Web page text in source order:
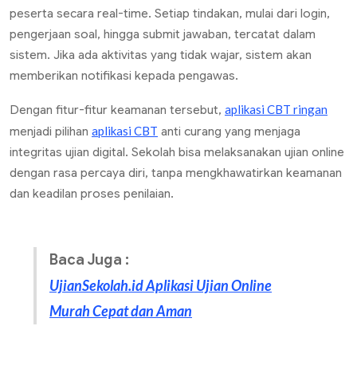
peserta secara real-time. Setiap tindakan, mulai dari login,
pengerjaan soal, hingga submit jawaban, tercatat dalam
sistem. Jika ada aktivitas yang tidak wajar, sistem akan
memberikan notifikasi kepada pengawas.
Dengan fitur-fitur keamanan tersebut, aplikasi CBT ringan
menjadi pilihan aplikasi CBT anti curang yang menjaga
integritas ujian digital. Sekolah bisa melaksanakan ujian online
dengan rasa percaya diri, tanpa mengkhawatirkan keamanan
dan keadilan proses penilaian.
Baca Juga :
UjianSekolah.id Aplikasi Ujian Online
Murah Cepat dan Aman